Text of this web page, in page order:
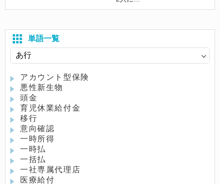
単語一覧
アカウント型保険
悪性新生物
頭金
育児休業給付金
移行
意向確認
一時所得
一時払
一括払
一社専属代理店
医療給付